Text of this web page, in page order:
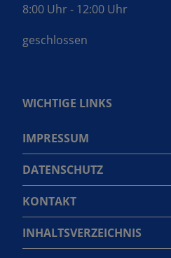
8:00 Uhr - 12:00 Uhr
geschlossen
WICHTIGE LINKS
IMPRESSUM
DATENSCHUTZ
KONTAKT
INHALTSVERZEICHNIS